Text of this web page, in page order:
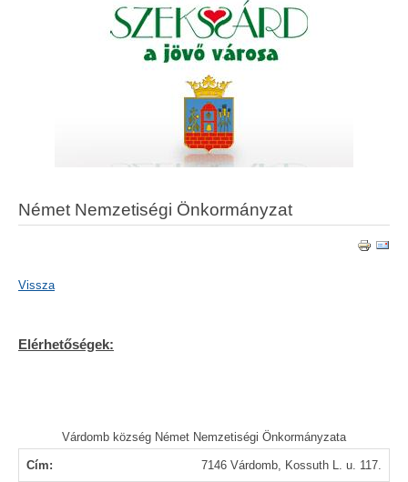
Német Nemzetiségi Önkormányzat
Vissza
Elérhetőségek:
Várdomb község Német Nemzetiségi Önkormányzata
Cím: 7146 Várdomb, Kossuth L. u. 117.